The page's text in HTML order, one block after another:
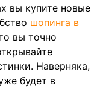
вы купите новые
шопинга в
вы точно
Наверняка,
будет в